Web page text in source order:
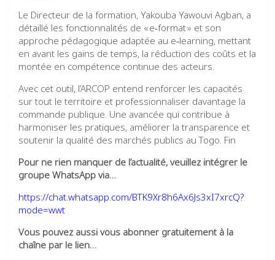
Le Directeur de la formation, Yakouba Yawouvi Agban, a
détaillé les fonctionnalités de « e‑format » et son
approche pédagogique adaptée au e‑learning, mettant
en avant les gains de temps, la réduction des coûts et la
montée en compétence continue des acteurs.
Avec cet outil, l’ARCOP entend renforcer les capacités
sur tout le territoire et professionnaliser davantage la
commande publique. Une avancée qui contribue à
harmoniser les pratiques, améliorer la transparence et
soutenir la qualité des marchés publics au Togo. Fin
Pour ne rien manquer de l’actualité, veuillez intégrer le
groupe WhatsApp via…
https://chat.whatsapp.com/BTK9Xr8h6Ax6Js3xI7xrcQ?
mode=wwt
Vous pouvez aussi vous abonner gratuitement à la
chaîne par le lien…